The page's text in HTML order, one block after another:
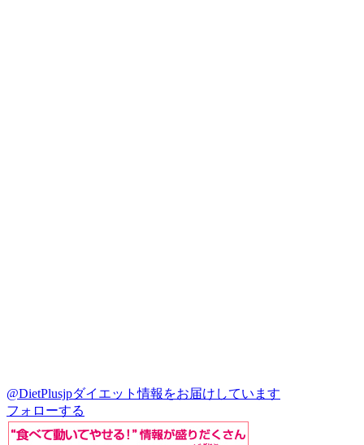
@DietPlusjpダイエット情報をお届けしています
フォローする